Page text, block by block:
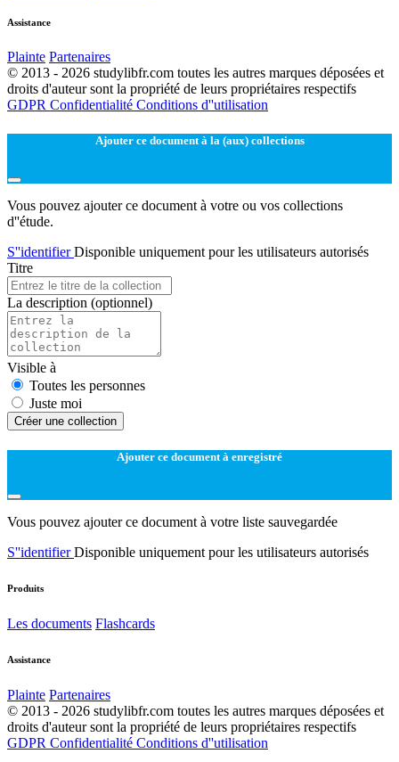
Assistance
Plainte Partenaires
© 2013 - 2026 studylibfr.com toutes les autres marques déposées et
droits d'auteur sont la propriété de leurs propriétaires respectifs
GDPR Confidentialité Conditions d''utilisation
Ajouter ce document à la (aux) collections
Vous pouvez ajouter ce document à votre ou vos collections
d''étude.
S''identifierDisponible uniquement pour les utilisateurs autorisés
Titre
La description (optionnel)
Visible à
Toutes les personnes
Juste moi
Créer une collection
Ajouter ce document à enregistré
Vous pouvez ajouter ce document à votre liste sauvegardée
S''identifierDisponible uniquement pour les utilisateurs autorisés
Produits
Les documents Flashcards
Assistance
Plainte Partenaires
© 2013 - 2026 studylibfr.com toutes les autres marques déposées et
droits d'auteur sont la propriété de leurs propriétaires respectifs
GDPR Confidentialité Conditions d''utilisation